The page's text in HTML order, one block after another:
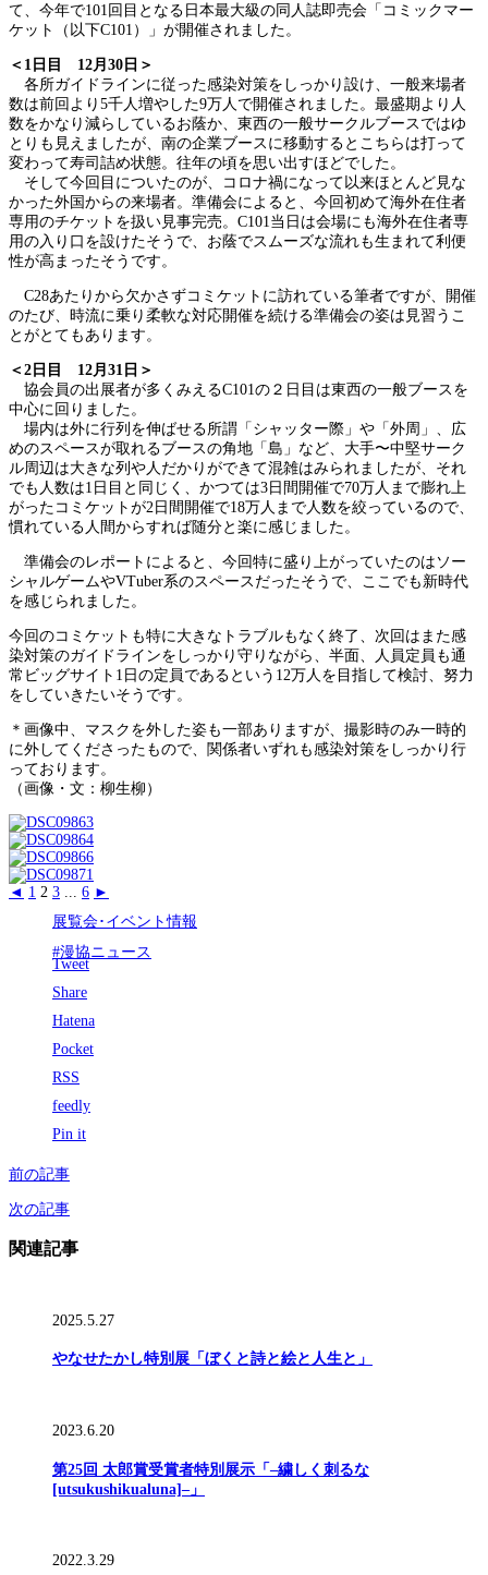
て、今年で101回目となる日本最大級の同人誌即売会「コミックマー
ケット（以下C101）」が開催されました。
＜1日目 12月30日＞
各所ガイドラインに従った感染対策をしっかり設け、一般来場者
数は前回より5千人増やした9万人で開催されました。最盛期より人
数をかなり減らしているお蔭か、東西の一般サークルブースではゆ
とりも見えましたが、南の企業ブースに移動するとこちらは打って
変わって寿司詰め状態。往年の頃を思い出すほどでした。
そして今回目についたのが、コロナ禍になって以来ほとんど見な
かった外国からの来場者。準備会によると、今回初めて海外在住者
専用のチケットを扱い見事完売。C101当日は会場にも海外在住者専
用の入り口を設けたそうで、お蔭でスムーズな流れも生まれて利便
性が高まったそうです。
C28あたりから欠かさずコミケットに訪れている筆者ですが、開催
のたび、時流に乗り柔軟な対応開催を続ける準備会の姿は見習うこ
とがとてもあります。
＜2日目 12月31日＞
協会員の出展者が多くみえるC101の２日目は東西の一般ブースを
中心に回りました。
場内は外に行列を伸ばせる所謂「シャッター際」や「外周」、広
めのスペースが取れるブースの角地「島」など、大手〜中堅サーク
ル周辺は大きな列や人だかりができて混雑はみられましたが、それ
でも人数は1日目と同じく、かつては3日間開催で70万人まで膨れ上
がったコミケットが2日間開催で18万人まで人数を絞っているので、
慣れている人間からすれば随分と楽に感じました。
準備会のレポートによると、今回特に盛り上がっていたのはソー
シャルゲームやVTuber系のスペースだったそうで、ここでも新時代
を感じられました。
今回のコミケットも特に大きなトラブルもなく終了、次回はまた感
染対策のガイドラインをしっかり守りながら、半面、人員定員も通
常ビッグサイト1日の定員であるという12万人を目指して検討、努力
をしていきたいそうです。
＊画像中、マスクを外した姿も一部ありますが、撮影時のみ一時的
に外してくださったもので、関係者いずれも感染対策をしっかり行
っております。
（画像・文：柳生柳）
◄ 1 2 3 ... 6 ►
展覧会･イベント情報
#漫協ニュース
Tweet
Share
Hatena
Pocket
RSS
feedly
Pin it
前の記事
次の記事
関連記事
2025.5.27
やなせたかし特別展「ぼくと詩と絵と人生と」
2023.6.20
第25回 太郎賞受賞者特別展示「–繍しく刺るな
[utsukushikualuna]–」
2022.3.29